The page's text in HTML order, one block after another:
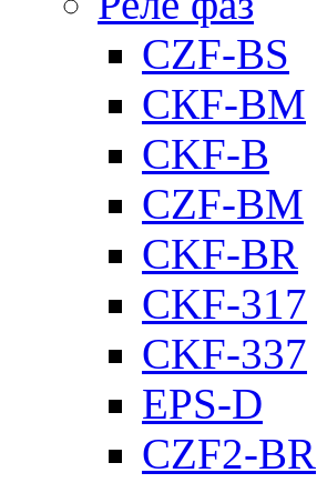
CZF-BS
CКF-BM
CKF-B
CZF-BM
CKF-BR
CKF-317
CKF-337
EPS-D
CZF2-BR